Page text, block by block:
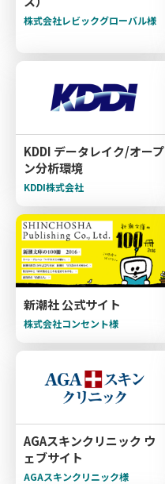
株式会社レビックグローバル様
KDDI データレイク/オープ
ン分析環境
KDDI株式会社
新潮社 公式サイト
株式会社コンセント様
AGAスキンクリニック ウ
ェブサイト
AGAスキンクリニック様